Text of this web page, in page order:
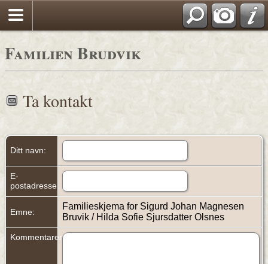
Familien Brudvik
Ta kontakt
Ditt navn:
E-
postadresse:
Emne:
Familieskjema for Sigurd Johan Magnesen
Bruvik / Hilda Sofie Sjursdatter Olsnes
Kommentarer: